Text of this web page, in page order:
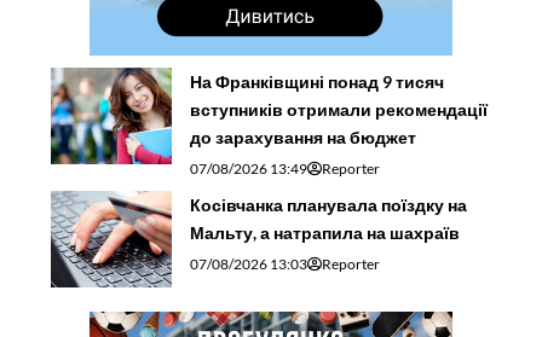
На Франківщині понад 9 тисяч
вступників отримали рекомендації
до зарахування на бюджет
07/08/2026 13:49 Reporter
Косівчанка планувала поїздку на
Мальту, а натрапила на шахраїв
07/08/2026 13:03 Reporter